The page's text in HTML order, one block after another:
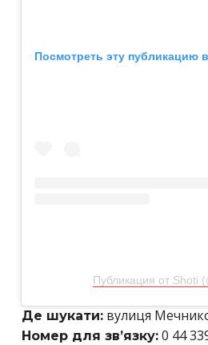
Посмотреть эту публикацию
Публикация от Shoti
Де шукати: вулиця
Номер для зв’язку: 0 44